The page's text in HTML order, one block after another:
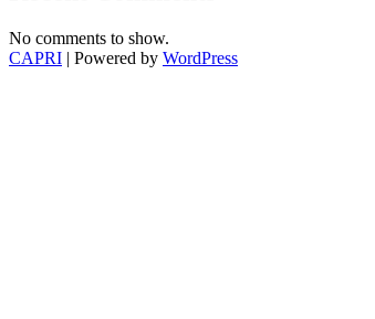
No comments to show.
CAPRI | Powered by WordPress